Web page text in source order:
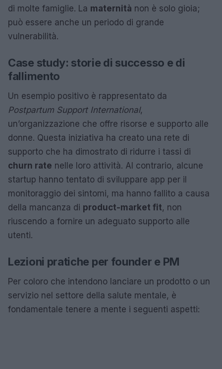
di molte famiglie. La maternità non è solo gioia;
può essere anche un periodo di grande
vulnerabilità.
Case study: storie di successo e di
fallimento
Un esempio positivo è rappresentato da
Postpartum Support International,
un’organizzazione che offre risorse e supporto alle
donne. Questa iniziativa ha creato una rete di
supporto che ha dimostrato di ridurre i tassi di
churn rate nelle loro attività. Al contrario, alcune
startup hanno tentato di sviluppare app per il
monitoraggio dei sintomi, ma hanno fallito a causa
della mancanza di product-market fit, non
riuscendo a fornire un adeguato supporto alle
utenti.
Lezioni pratiche per founder e PM
Per coloro che intendono lanciare un prodotto o un
servizio nel settore della salute mentale, è
fondamentale tenere a mente i seguenti aspetti: